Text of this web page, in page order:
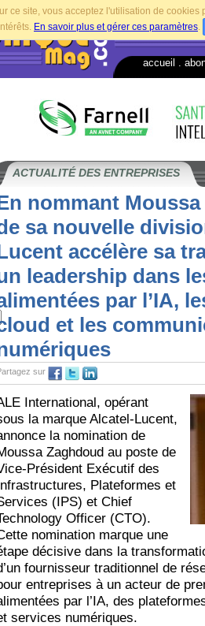
ce site, vous acceptez l'utilisation de
En savoir plus et gérer ces paramètres.
accueil
ACTUALITÉ DES ENTREPRISES
nommant
sa nouvelle
accélère sa
leadership dans
par l’IA,
et les
sur
International, opérant
la marque Alcatel-Lucent,
la nomination de
Zaghdoud au poste de
Président Exécutif des
Plateformes et
(IPS) et Chief
Officer (CTO).
nomination marque une
décisive dans la
fournisseur traditionnel de
entreprises à un acteur de
par l’IA, des
services numériques.